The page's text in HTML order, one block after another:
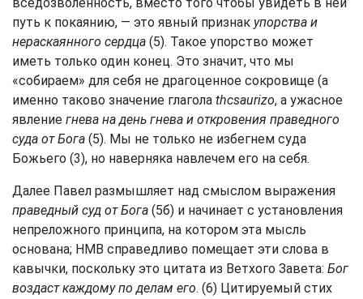
путь к покаянию, — это явный признак упорства и
нераскаянного сердца (5). Такое упорство может
иметь только один конец. Это значит, что мы
«собираем» для себя не драгоценное сокровище (а
именно таково значение глагола thcsaurizo, а ужасное
явление гнева на день гнева и откровения праведного
суда от Бога (5). Мы не только не избегнем суда
Божьего (3), но наверняка навлечем его на себя.
Далее Павел размышляет над смыслом выражения
праведный суд от Бога (5б) и начинает с установления
непреложного принципа, на котором эта мысль
основана; НМВ справедливо помещает эти слова в
кавычки, поскольку это цитата из Ветхого Завета: Бог
воздаст каждому по делам его. (6) Цитируемый стих